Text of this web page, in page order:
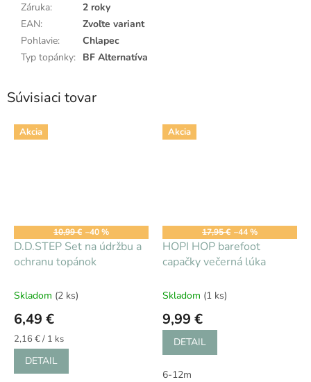
Záruka:
2 roky
EAN:
Zvoľte variant
Pohlavie:
Chlapec
Typ topánky: BF Alternatíva
Súvisiaci tovar
Akcia
10,99 € –40 %
D.D.STEP Set na údržbu a
ochranu topánok
Skladom (2 ks)
6,49 €
Jednotková
cena:
2,16 € / 1 ks
DETAIL
Akcia
17,95 € –44 %
HOPI HOP barefoot
capačky večerná lúka
Skladom (1 ks)
9,99 €
DETAIL
6-12m